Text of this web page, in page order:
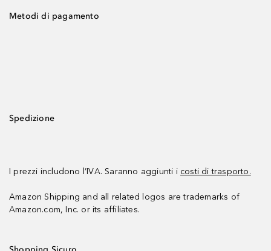
Metodi di pagamento
Spedizione
I prezzi includono l’IVA. Saranno aggiunti i costi di trasporto.
Amazon Shipping and all related logos are trademarks of
Amazon.com, Inc. or its affiliates.